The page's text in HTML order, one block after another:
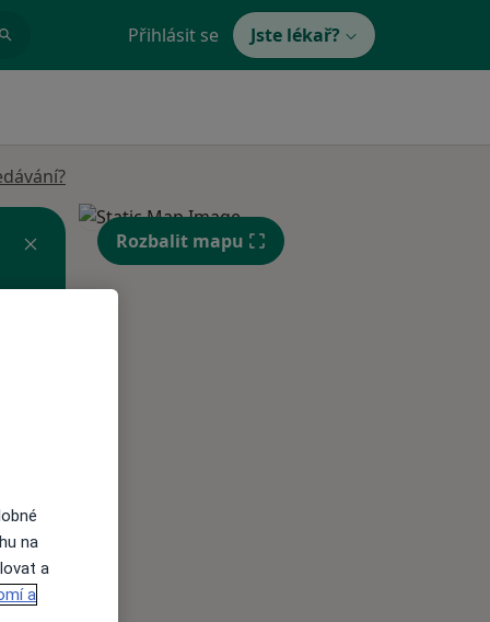
Přihlásit se Jste lékař?
Rozbalit mapu
na
a
a